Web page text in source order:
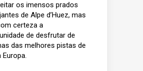
os imensos prados
de Alpe d’Huez, mas
certeza a
de desfrutar de
das melhores pistas de
Europa.